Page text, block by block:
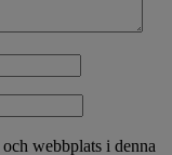
webbplats i denna